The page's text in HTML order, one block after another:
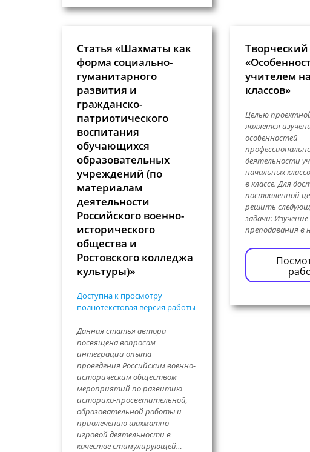
Статья «Шахматы как
форма социально-
гуманитарного
развития и
гражданско-
патриотического
воспитания
обучающихся
образовательных
учреждений (по
материалам
деятельности
Российского военно-
исторического
общества и
Ростовского колледжа
культуры)»
Доступна к просмотру
полнотекстовая версия работы
Данная статья автора
посвящена вопросам
интеграции опыта
проведения Российским военно-
историческим обществом
мероприятий по развитию
историко-просветительной,
образовательной работы и
привлечению шахматно-
игровой деятельности в
качестве стимулирующей…
учителем
классов»
Целью
является
особенностей
деятельности
начальных
в классе. Для
поставленной
решить
задачи:
преподавания в